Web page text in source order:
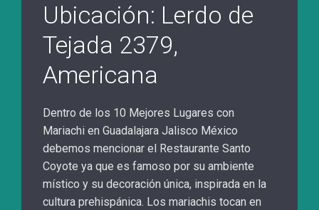
Ubicación: Lerdo de
Tejada 2379,
Americana
Dentro de los 10 Mejores Lugares con
Mariachi en Guadalajara Jalisco México
debemos mencionar el Restaurante Santo
Coyote ya que es famoso por su ambiente
místico y su decoración única, inspirada en la
cultura prehispánica. Los mariachis tocan en